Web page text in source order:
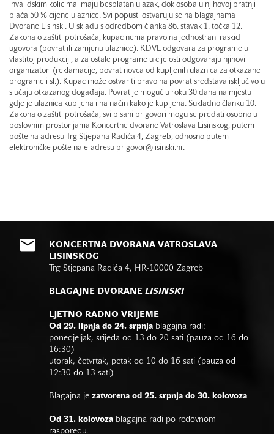
invalidskim kolicima imaju besplatan ulazak, dok osoba u njihovoj pratnji
plaća 50 % cijene ulaznice. Svi popusti ostvaruju se na blagajnama
Dvorane Lisinski. U skladu s odredbom članka 86. stavak 1. točka 12.
Zakona o zaštiti potrošača, kupac nema pravo na jednostrani raskid
ugovora (povrat ili zamjenu ulaznice). KDVL odgovara za programe u
vlastitoj produkciji, a za ostale programe u cijelosti odgovaraju njihovi
organizatori (reklamacije, povrat novca od kupljenih ulaznica za otkazane
programe i sl.). Kupac može ostvariti pravo na povrat sredstava isključivo u
slučaju otkazanog događaja. Povrat je moguć u roku 30 dana na mjestu
gdje je ulaznica kupljena i na način kako je kupljena. Sukladno članku 10.
Zakona o zaštiti potrošača, svi pisani prigovori mogu se predati osobno u
poslovnim prostorijama Koncertne dvorane Vatroslava Lisinskog, putem
pošte na adresu Trg Stjepana Radića 4, Zagreb, odnosno putem
elektroničke pošte na e-adresu prigovor@lisinski.hr.
KONCERTNA DVORANA VATROSLAVA
LISINSKOG
Trg Stjepana Radića 4, HR-10000 Zagreb
BLAGAJNE DVORANE LISINSKI
LJETNO RADNO VRIJEME
Od 29. lipnja do 24. srpnja blagajna radi:
ponedjeljak, srijeda od 13 do 20 sati (pauza od 16 do
16:30)
utorak, četvrtak, petak od 10 do 16 sati (pauza od
12:30 do 13 sati)
Blagajna je zatvorena od 25. srpnja do 30. kolovoza.
Od 31. kolovoza blagajna radi po redovnom
rasporedu.